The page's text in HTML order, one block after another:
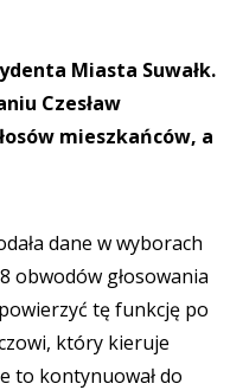
Miasta Suwałk.
Czesław
mieszkańców, a
dane w wyborach
obwodów głosowania
tę funkcję po
który kieruje
to kontynuował do